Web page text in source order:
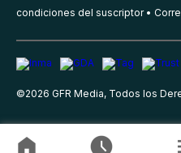
condiciones del suscriptor
©2026 GFR Media, Todos los